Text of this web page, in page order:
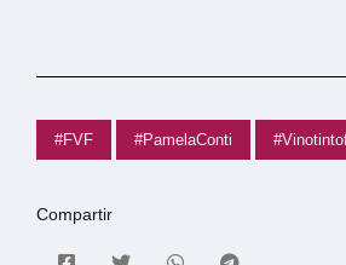
#FVF #PamelaConti
Compartir